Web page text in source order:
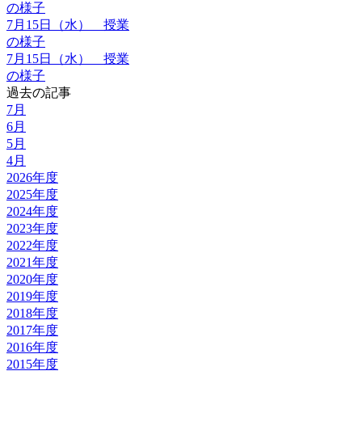
の様子
7月15日（水） 授業
の様子
7月15日（水） 授業
の様子
過去の記事
7月
6月
5月
4月
2026年度
2025年度
2024年度
2023年度
2022年度
2021年度
2020年度
2019年度
2018年度
2017年度
2016年度
2015年度